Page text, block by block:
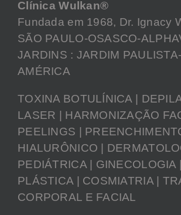
Clínica Wulkan®
Fundada em 1968, Dr. Ignacy
SÃO PAULO-OSASCO-
JARDINS : JARDIM
AMÉRICA
TOXINA BOTULÍNICA |
LASER | HARMONIZAÇÃO
PEELINGS |
HIALURÔNICO |
PEDIÁTRICA | GINECOLOGIA
PLÁSTICA | COSMIATRIA |
CORPORAL E FACIAL